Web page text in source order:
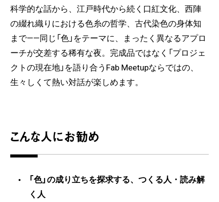
科学的な話から、江戸時代から続く口紅文化、西陣
の綴れ織りにおける色糸の哲学、古代染色の身体知
まで——同じ「色」をテーマに、まったく異なるアプロ
ーチが交差する稀有な夜。完成品ではなく「プロジェ
クトの現在地」を語り合うFab Meetupならではの、
生々しくて熱い対話が楽しめます。
こんな人にお勧め
「色」の成り立ちを探求する、つくる人・読み解
く人